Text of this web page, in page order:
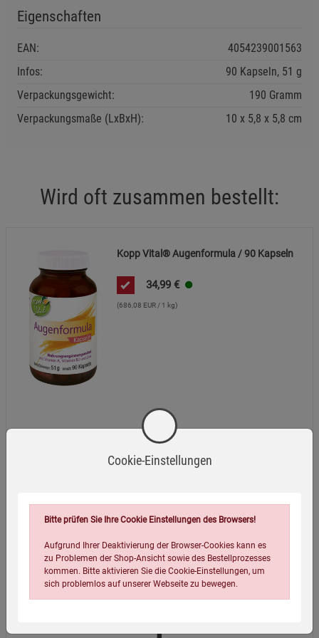
Eigenschaften
EAN:
4054239001563
Infos:
90 Kapseln, 51 g
Verpackungsgewicht:
190 Gramm
Verpackungsmaße (LxBxH):
10 5,8 5,8 cm
Wird oft zusammen bestellt:
Kopp Vital® Augenformula / 90 Kapseln
34,99 €
(686,08 EUR / 1 kg)
Kopp Schwedenbitter nach M. Treben -
Cookie-Einstellungen
Bitte prüfen Sie Ihre Cookie Einstellungen des Browsers!
Aufgrund Ihrer Deaktivierung der Browser-Cookies kann es
zu Problemen der Shop-Ansicht sowie des Bestellprozesses
kommen. Bitte aktivieren Sie die Cookie-Einstellungen, um
sich problemlos auf unserer Webseite zu bewegen.